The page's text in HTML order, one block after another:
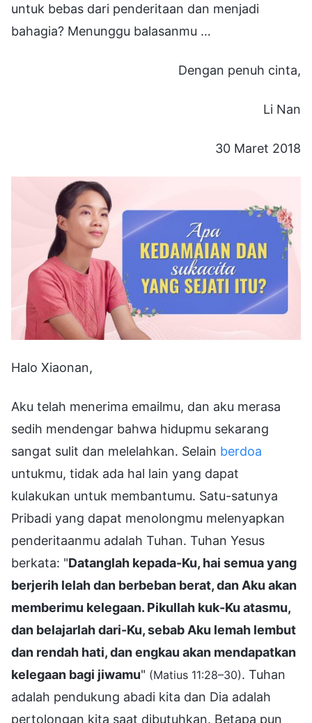
untuk bebas dari penderitaan dan menjadi
bahagia? Menunggu balasanmu …
Dengan penuh cinta,
Li Nan
30 Maret 2018
Halo Xiaonan,
Aku telah menerima emailmu, dan aku merasa
sedih mendengar bahwa hidupmu sekarang
sangat sulit dan melelahkan. Selain berdoa
untukmu, tidak ada hal lain yang dapat
kulakukan untuk membantumu. Satu-satunya
Pribadi yang dapat menolongmu melenyapkan
penderitaanmu adalah Tuhan. Tuhan Yesus
berkata: "Datanglah kepada-Ku, hai semua yang
berjerih lelah dan berbeban berat, dan Aku akan
memberimu kelegaan. Pikullah kuk-Ku atasmu,
dan belajarlah dari-Ku, sebab Aku lemah lembut
dan rendah hati, dan engkau akan mendapatkan
kelegaan bagi jiwamu" (Matius 11:28–30). Tuhan
adalah pendukung abadi kita dan Dia adalah
pertolongan kita saat dibutuhkan. Betapa pun